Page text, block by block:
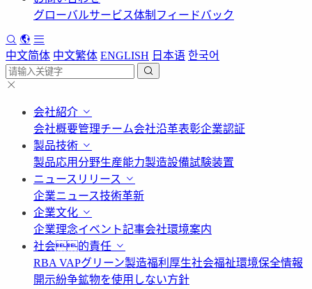
グローバルサービス体制 フィードバック
中文简体 中文繁体 ENGLISH 日本语 한국어
会社紹介
会社概要管理チーム会社沿革表彰企業認証
製品技術
製品応用分野生産能力製造設備試験装置
ニュースリリース
企業ニュース技術革新
企業文化
企業理念イベント記事会社環境案内
社会的責任
RBA VAPグリーン製造福利厚生社会福祉環境保全情報
開示紛争鉱物を使用しない方針